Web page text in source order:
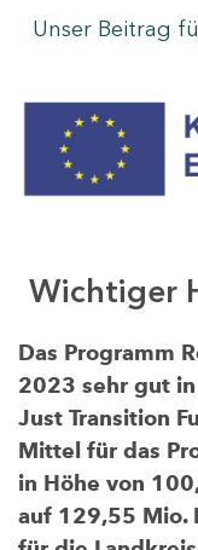
Unser Beitrag
Wichtiger
Das Programm
2023 sehr gut
Just Transition
Mittel für das
in Höhe von
auf 129,55 Mio.